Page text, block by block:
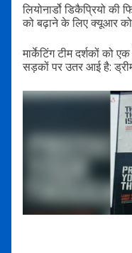
लियोनार्डो डिकैप्रियो
को बढ़ाने के लिए क्यूआर
मार्केटिंग टीम दर्शकों को
सड़कों पर उतर आई है: